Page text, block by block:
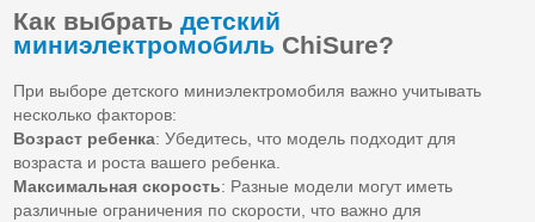
Как выбратьдетский
миниэлектромобиль ChiSure?
При выборе детского миниэлектромобиля важно учитывать
несколько факторов:
Возраст ребенка: Убедитесь, что модель подходит для
возраста и роста вашего ребенка.
Максимальная скорость: Разные модели могут иметь
различные ограничения по скорости, что важно для